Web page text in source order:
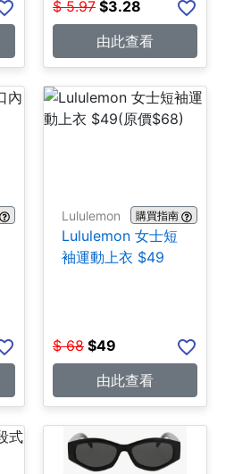
$ 5.97 $3.28
由此查看
Lululemon 購買指南
Lululemon 女士短
袖運動上衣 $49
$ 68 $49
由此查看